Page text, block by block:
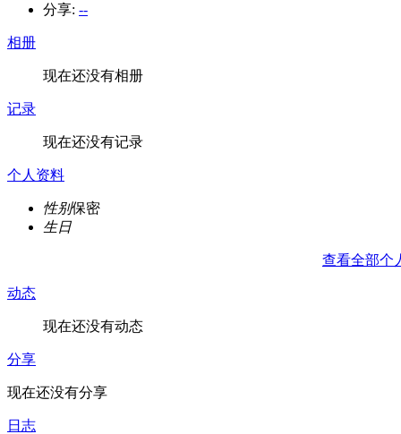
分享: --
相册
现在还没有相册
记录
现在还没有记录
个人资料
性别保密
生日
查看全部个
动态
现在还没有动态
分享
现在还没有分享
日志